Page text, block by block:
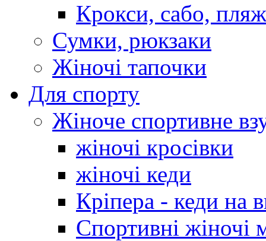
Крокси, сабо,
Сумки, рюкзаки
Жіночі тапочки
Для спорту
Жіноче спортивне
жіночі кросівки
жіночі кеди
Кріпера - кеди на
Спортивні жіночі